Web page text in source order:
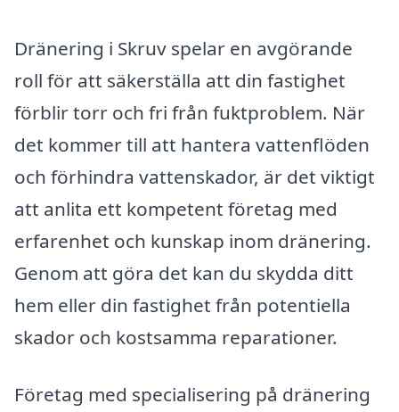
Dränering i Skruv spelar en avgörande
roll för att säkerställa att din fastighet
förblir torr och fri från fuktproblem. När
det kommer till att hantera vattenflöden
och förhindra vattenskador, är det viktigt
att anlita ett kompetent företag med
erfarenhet och kunskap inom dränering.
Genom att göra det kan du skydda ditt
hem eller din fastighet från potentiella
skador och kostsamma reparationer.
Företag med specialisering på dränering